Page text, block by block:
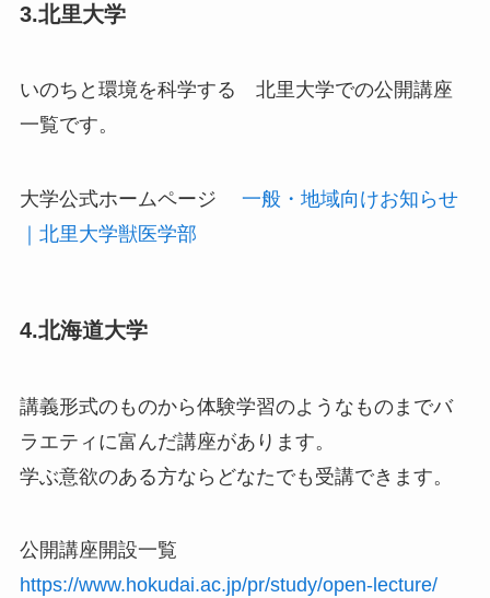
3.北里大学
いのちと環境を科学する 北里大学での公開講座
一覧です。
大学公式ホームページ 一般・地域向けお知らせ
｜北里大学獣医学部
4.北海道大学
講義形式のものから体験学習のようなものまでバ
ラエティに富んだ講座があります。
学ぶ意欲のある方ならどなたでも受講できます。
公開講座開設一覧
https://www.hokudai.ac.jp/pr/study/open-lecture/